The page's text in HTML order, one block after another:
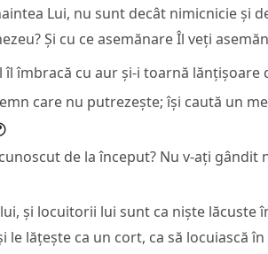
Lui, nu sunt decât nimicnicie și
Și cu ce asemănare Îl veți
îmbracă cu aur și-i toarnă lănțișoare
care nu putrezește; își caută un
de la început? Nu v-ați gândit
și locuitorii lui sunt ca niște lăcuste
lățește ca un cort, ca să locuiască în